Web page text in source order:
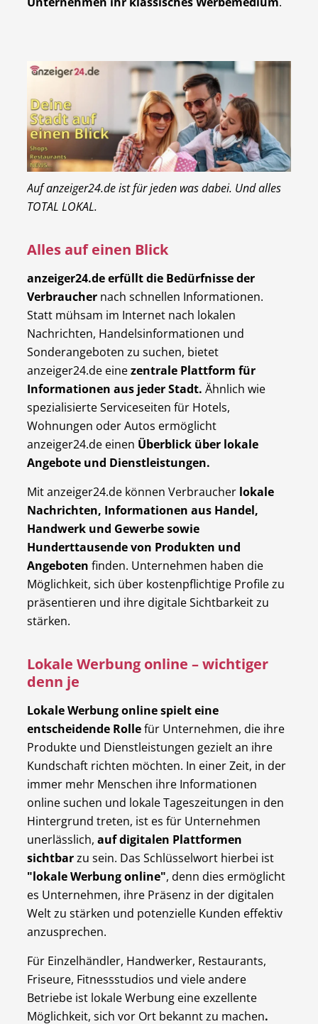
Auf anzeiger24.de ist für jeden was dabei. Und alles
TOTAL LOKAL.
Alles auf einen Blick
anzeiger24.de erfüllt die Bedürfnisse der
Verbraucher nach schnellen Informationen.
Statt mühsam im Internet nach lokalen
Nachrichten, Handelsinformationen und
Sonderangeboten zu suchen, bietet
anzeiger24.de einezentrale Plattform für
Informationen aus jeder Stadt. Ähnlich wie
spezialisierte Serviceseiten für Hotels,
Wohnungen oder Autos ermöglicht
anzeiger24.de einen Überblick über lokale
Angebote und Dienstleistungen.
Mit anzeiger24.de können Verbraucher lokale
Nachrichten, Informationen aus Handel,
Handwerk und Gewerbe sowie
Hunderttausende von Produkten und
Angeboten finden. Unternehmen haben die
Möglichkeit, sich über kostenpflichtige Profile zu
präsentieren und ihre digitale Sichtbarkeit zu
stärken.
Lokale Werbung online – wichtiger
denn je
Lokale Werbung online spielt eine
entscheidende Rollefür Unternehmen, die ihre
Produkte und Dienstleistungen gezielt an ihre
Kundschaft richten möchten. In einer Zeit, in der
immer mehr Menschen ihre Informationen
online suchen und lokale Tageszeitungen in den
Hintergrund treten, ist es für Unternehmen
unerlässlich,auf digitalen Plattformen
sichtbarzu sein. Das Schlüsselwort hierbei ist
"lokale Werbung online", denn dies ermöglicht
es Unternehmen, ihre Präsenz in der digitalen
Welt zu stärken und potenzielle Kunden effektiv
anzusprechen.
Für Einzelhändler, Handwerker, Restaurants,
Friseure, Fitnessstudios und viele andere
Betriebe ist lokale Werbung eine exzellente
Möglichkeit, sich vor Ort bekannt zu machen.